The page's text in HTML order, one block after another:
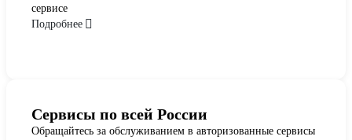
сервисе
Подробнее
Сервисы по всей России
Обращайтесь за обслуживанием в авторизованные сервисы